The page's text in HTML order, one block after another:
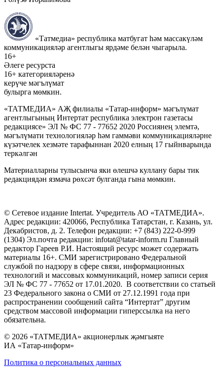
«Татмедиа» республика матбугат һәм массакүләм
коммуникацияләр агентлыгы ярдәме белән чыгарыла.
16+
Әлеге ресурста
16+ категорияләренә
керүче мәгълүмат
булырга мөмкин.
«ТАТМЕДИА» АҖ филиалы «Татар-информ» мәгълүмат
агентлыгының Интертат республика электрон газетасы
редакциясе» ЭЛ № ФС 77 - 77652 2020 Россиянең элемтә,
мәгълүмати технологияләр һәм гаммәви коммуникацияләрне
күзәтчелек хезмәте тарафыннан 2020 елның 17 гыйнварында
теркәлгән
Материалларны тулысынча яки өлешчә куллану бары тик
редакциядән язмача рөхсәт булганда гына мөмкин.
© Сетевое издание Intertat. Учредитель АО «ТАТМЕДИА».
Адрес редакции: 420066, Республика Татарстан, г. Казань, ул.
Декабристов, д. 2. Телефон редакции: +7 (843) 222-0-999
(1304) Эл.почта редакции: infotat@tatar-inform.ru Главный
редактор Гареев Р.И. Настоящий ресурс может содержать
материалы 16+. СМИ зарегистрировано Федеральной
службой по надзору в сфере связи, информационных
технологий и массовых коммуникаций, номер записи серия
ЭЛ № ФС 77 - 77652 от 17.01.2020. В соответствии со статьей
23 Федерального закона о СМИ от 27.12.1991 года при
распространении сообщений сайта “Интертат” другим
средством массовой информации гиперссылка на него
обязательна.
© 2026 «ТАТМЕДИА» акционерлык җәмгыяте
ИА «Татар-информ»
Политика о персональных данных